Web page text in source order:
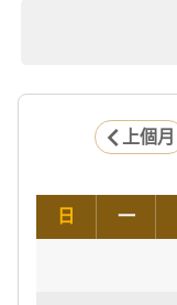
上個月
日 一